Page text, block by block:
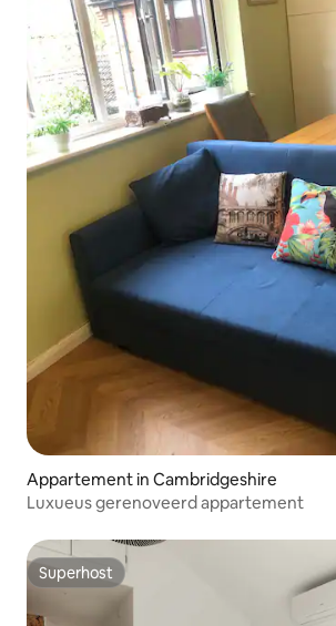
Appartement in Cambridgeshire
Luxueus gerenoveerd appartement
Superhost
Superhost